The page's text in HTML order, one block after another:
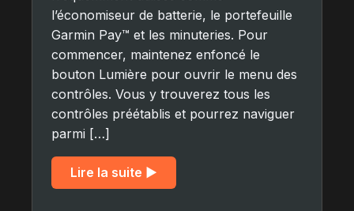
l’économiseur de batterie, le portefeuille
Garmin Pay™ et les minuteries. Pour
commencer, maintenez enfoncé le
bouton Lumière pour ouvrir le menu des
contrôles. Vous y trouverez tous les
contrôles préétablis et pourrez naviguer
parmi […]
Lire la suite ▶︎